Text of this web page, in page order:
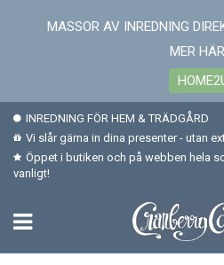
MASSOR AV INREDNING
MER
INREDNING FÖR HEM & TRÄDGÅRD
Vi slår gärna in dina presenter - utan
Öppet i butiken och på webben hela
vanligt!